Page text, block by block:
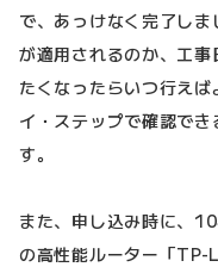
で、あっけなく完了し
が適用されるのか、工
たくなったらいつ行え
イ・ステップで確認で
す。
また、申し込み時に、
の高性能ルーター「